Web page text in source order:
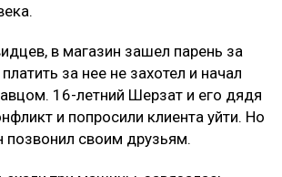
в магазин зашел парень за
за нее не захотел и начал
16-летний Шерзат и его дядя
и попросили клиента уйти. Но
позвонил своим друзьям.